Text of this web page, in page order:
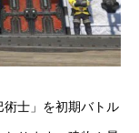
術士」を初期バトル